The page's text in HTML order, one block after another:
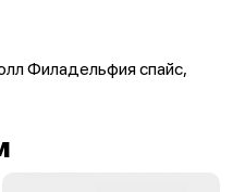
Филадельфия спайс,